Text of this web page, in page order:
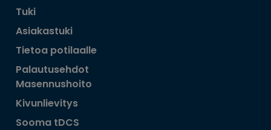
Tuki
Asiakastuki
Tietoa potilaalle
Palautusehdot
Masennushoito
Kivunlievitys
Sooma tDCS